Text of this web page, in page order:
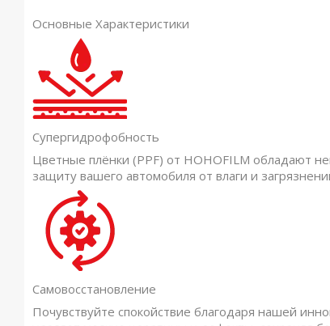
Основные Характеристики
Супергидрофобность
Цветные плёнки (PPF) от HOHOFILM обладают
защиту вашего автомобиля от влаги и
Самовосстановление
Почувствуйте спокойствие благодаря нашей